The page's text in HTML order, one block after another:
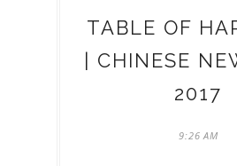
TABLE OF
| CHINESE
2017
9:26 AM